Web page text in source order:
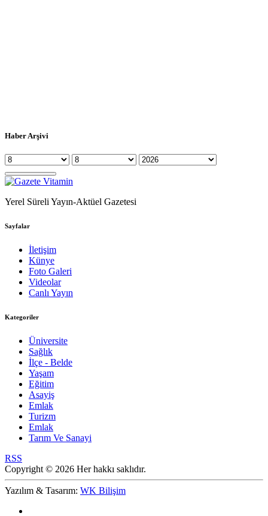
Haber Arşivi
Yerel Süreli Yayın-Aktüel Gazetesi
Sayfalar
İletişim
Künye
Foto Galeri
Videolar
Canlı Yayın
Kategoriler
Üniversite
Sağlık
İlçe - Belde
Yaşam
Eğitim
Asayiş
Emlak
Turizm
Emlak
Tarım Ve Sanayi
RSS
Copyright © 2026 Her hakkı saklıdır.
Yazılım & Tasarım: WK Bilişim